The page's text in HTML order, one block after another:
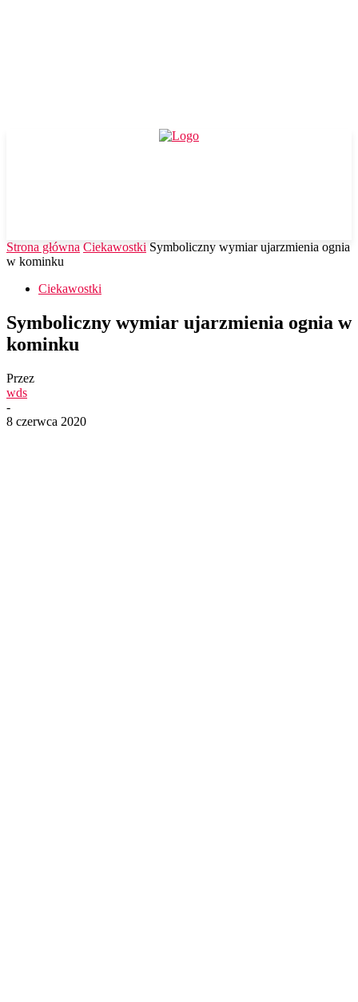
Strona główna Ciekawostki Symboliczny wymiar ujarzmienia ognia
w kominku
Ciekawostki
Symboliczny wymiar ujarzmienia ognia w
kominku
Przez
wds
-
8 czerwca 2020